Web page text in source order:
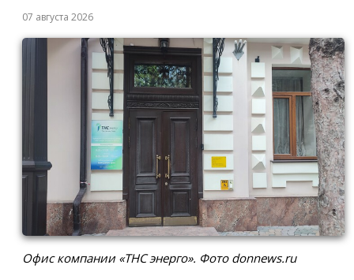
07 августа 2026
Офис компании «ТНС энерго». Фото donnews.ru